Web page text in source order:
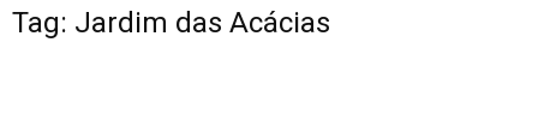
Tag: Jardim das Acácias